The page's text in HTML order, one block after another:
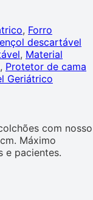
, Forro
descartável
, Material
, Protetor de cama
Geriátrico
com nosso
Máximo
e pacientes.